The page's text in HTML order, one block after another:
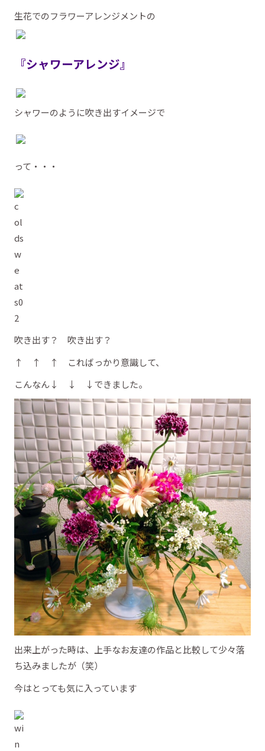
生花でのフラワーアレンジメントの
『シャワーアレンジ』
シャワーのように吹き出すイメージで
って・・・
吹き出す？ 吹き出す？
↑ ↑ ↑ こればっかり意識して、
こんなん↓ ↓ ↓できました。
出来上がった時は、上手なお友達の作品と比較して少々落
ち込みましたが（笑）
今はとっても気に入っています